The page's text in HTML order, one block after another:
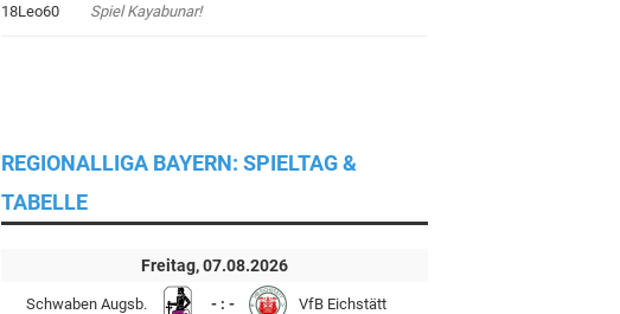
Spiel Kayabunar!
REGIONALLIGA BAYERN: SPIELTAG &
TABELLE
Freitag, 07.08.2026
Schwaben Augsb. - : - VfB Eichstätt